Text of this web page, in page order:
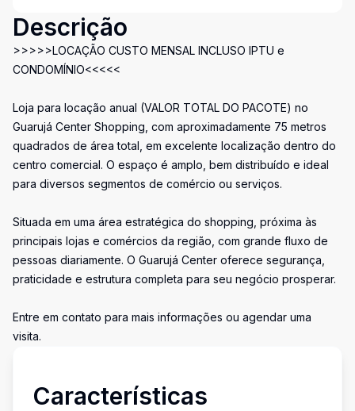
Descrição
>>>>>LOCAÇÃO CUSTO MENSAL INCLUSO IPTU e
CONDOMÍNIO<<<<<
Loja para locação anual (VALOR TOTAL DO PACOTE) no
Guarujá Center Shopping, com aproximadamente 75 metros
quadrados de área total, em excelente localização dentro do
centro comercial. O espaço é amplo, bem distribuído e ideal
para diversos segmentos de comércio ou serviços.
Situada em uma área estratégica do shopping, próxima às
principais lojas e comércios da região, com grande fluxo de
pessoas diariamente. O Guarujá Center oferece segurança,
praticidade e estrutura completa para seu negócio prosperar.
Entre em contato para mais informações ou agendar uma
visita.
Características